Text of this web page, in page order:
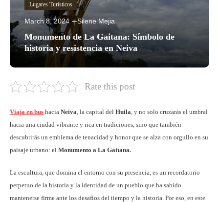
Lugares Turísticos
March 8, 2024 Silene Mejia
Monumento de La Gaitana: Símbolo de
historia y resistencia en Neiva
Rate this post
Viaja en bus hacia Neiva , la capital del Huila , y no solo cruzarás el umbral
hacia una ciudad vibrante y rica en tradiciones, sino que también
descubrirás un emblema de tenacidad y honor que se alza con orgullo en su
paisaje urbano: el Monumento a La Gaitana.
La escultura, que domina el entorno con su presencia, es un recordatorio
perpetuo de la historia y la identidad de un pueblo que ha sabido
mantenerse firme ante los desafíos del tiempo y la historia. Por eso, en este